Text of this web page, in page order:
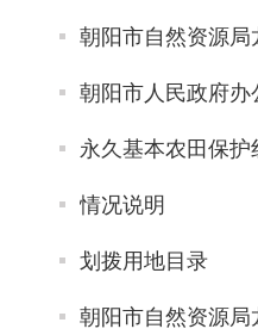
朝阳市自然资源
朝阳市人民政府
永久基本农田保
情况说明
划拨用地目录
朝阳市自然资源